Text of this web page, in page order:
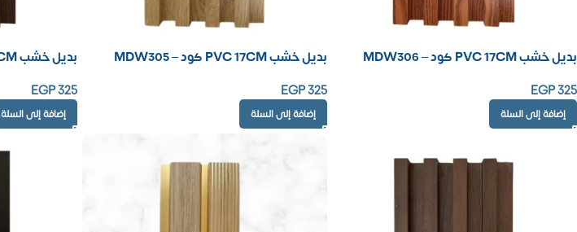
بديل خشب PVC 17CM كود – MDW306
EGP325
إضافة إلى السلة
بديل خشب PVC 17CM كود – MDW305
EGP325
إضافة إلى السلة
بديل خشب PVC 17CM كود – MDW303
EGP325
إضافة إلى السلة